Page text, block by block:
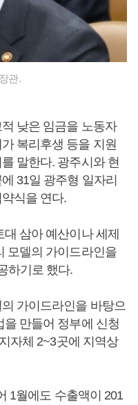
관.
낮은 임금을 노동자
복리후생 등을 지원
말한다. 광주시와 현
31일 광주형 일자리
식을 연다.
삼아 예산이나 세제
모델의 가이드라인을
하기로 했다.
가이드라인을 바탕으
만들어 정부에 신청
자체 2~3곳에 지역상
1월에도 수출액이 201